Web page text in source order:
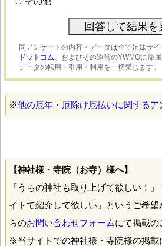
同アンケートの内容・データは全て姉妹サイ
ドットコム、 およびその運営のYWMOに帰
データの転用・引用・利用を一切禁じます。
※他の厄年・厄除け厄払いに関するア
【神社様・寺院（お寺）様へ】
「うちの神社も取り上げて欲しい！
イトで紹介して欲しい」というご希
らのお問い合わせフォームにて掲載の
※当サイトでの神社様・寺院様の掲載